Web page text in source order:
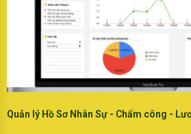
Quản lý Hồ Sơ Nhân Sự - Chấm công -